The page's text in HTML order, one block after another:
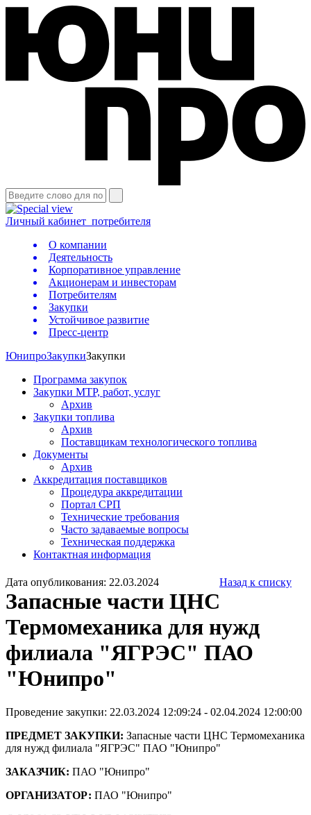
Личный кабинет потребителя
О компании
Деятельность
Корпоративное управление
Акционерам и инвесторам
Потребителям
Закупки
Устойчивое развитие
Пресс-центр
ЮнипроЗакупкиЗакупки
Программа закупок
Закупки МТР, работ, услуг
Архив
Закупки топлива
Архив
Поставщикам технологического топлива
Документы
Архив
Аккредитация поставщиков
Процедура аккредитации
Портал СРП
Технические требования
Часто задаваемые вопросы
Техническая поддержка
Контактная информация
Дата опубликования: 22.03.2024 Назад к списку
Запасные части ЦНС
Термомеханика для нужд
филиала "ЯГРЭС" ПАО
"Юнипро"
Проведение закупки: 22.03.2024 12:09:24 - 02.04.2024 12:00:00
ПРЕДМЕТ ЗАКУПКИ: Запасные части ЦНС Термомеханика
для нужд филиала "ЯГРЭС" ПАО "Юнипро"
ЗАКАЗЧИК: ПАО "Юнипро"
ОРГАНИЗАТОР: ПАО "Юнипро"